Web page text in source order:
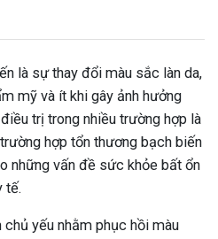
là sự thay đổi màu sắc làn da,
mỹ và ít khi gây ảnh hưởng
trị trong nhiều trường hợp là
hợp tổn thương bạch biến
những vấn đề sức khỏe bất ổn
tế.
yếu nhằm phục hồi màu